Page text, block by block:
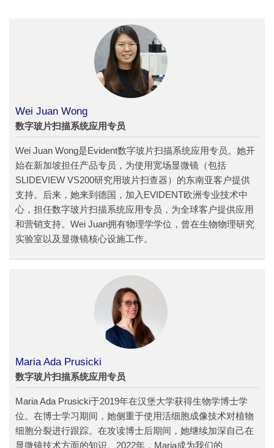
Wei Juan Wong
数字玻片扫描系统应用专员
Wei Juan Wong是Evident数字玻片扫描系统应用专员。她开
始在新加坡担任产品专员，为使用宽场显微镜（包括
SLIDEVIEW VS200研究用玻片扫查器）的东南亚客户提供
支持。后来，她来到德国，加入EVIDENT欧洲专业技术中
心，担任数字玻片扫描系统应用专员，为全球客户提供应用
和营销支持。Wei Juan拥有物理学学位，曾在生物物理研究
实验室以及显微镜核心设施工作。
Maria Ada Prusicki
数字玻片扫描系统应用专员
Maria Ada Prusicki于2019年在汉堡大学获得生物学博士学
位。在博士学习期间，她侧重于使用活细胞成像技术对植物
细胞分裂进行跟踪。在攻读博士后期间，她继续加深自己在
显微镜技术方面的知识。2022年，Maria成为我们的